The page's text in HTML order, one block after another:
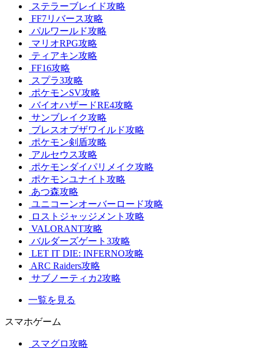
ステラーブレイド攻略
FF7リバース攻略
パルワールド攻略
マリオRPG攻略
ティアキン攻略
FF16攻略
スプラ3攻略
ポケモンSV攻略
バイオハザードRE4攻略
サンブレイク攻略
ブレスオブザワイルド攻略
ポケモン剣盾攻略
アルセウス攻略
ポケモンダイパリメイク攻略
ポケモンユナイト攻略
あつ森攻略
ユニコーンオーバーロード攻略
ロストジャッジメント攻略
VALORANT攻略
バルダーズゲート3攻略
LET IT DIE: INFERNO攻略
ARC Raiders攻略
サブノーティカ2攻略
一覧を見る
スマホゲーム
スマグロ攻略